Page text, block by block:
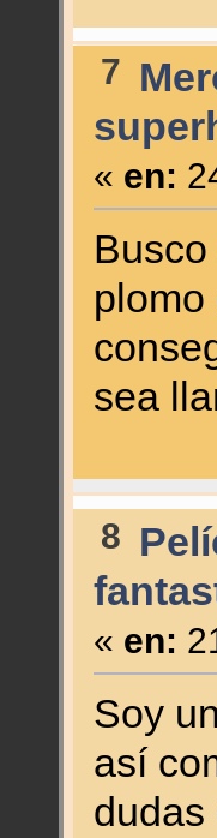
7
« en:
sea
8
« en:
Soy
así
dudas